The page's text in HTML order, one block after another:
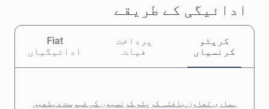
ادائیگی کے طریقے
کرپٹو
کرنسیاں
پرداخت
فیات
Fiat
ادائیگیاں
ہماری تعاون یافتہ کرپٹو کرنسیوں کی فہرست دیکھیں